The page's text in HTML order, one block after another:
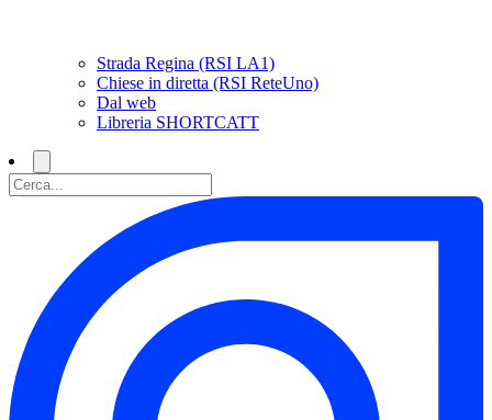
Strada Regina (RSI LA1)
Chiese in diretta (RSI ReteUno)
Dal web
Libreria SHORTCATT